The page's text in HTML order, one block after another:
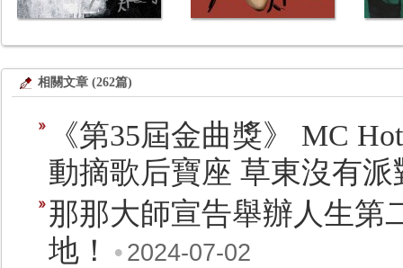
相關文章 (262篇)
《第35屆金曲獎》 MC
動摘歌后寶座 草東沒有
那那大師宣告舉辦人生第
地！
• 2024-07-02